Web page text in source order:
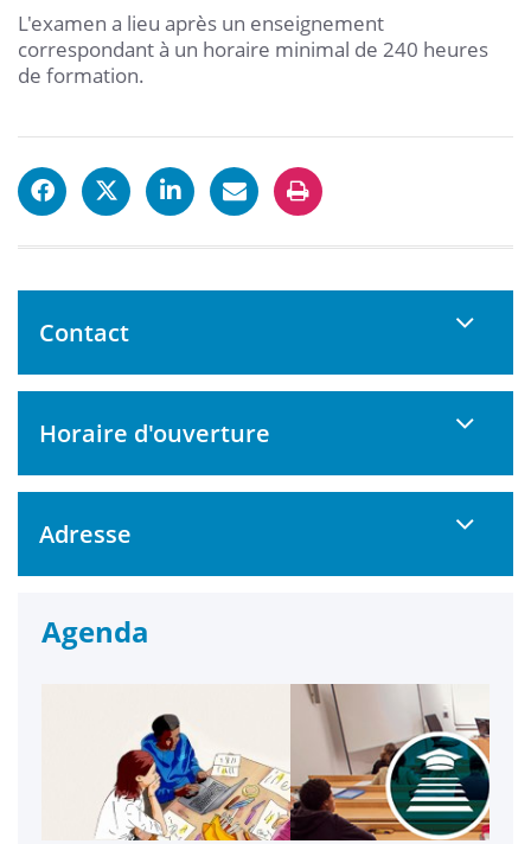
L'examen a lieu après un enseignement
correspondant à un horaire minimal de 240 heures
de formation.
Contact
Horaire d'ouverture
Adresse
Agenda